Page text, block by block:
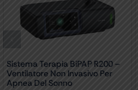
Sistema Terapia BiPAP R200 –
Ventilatore Non Invasivo Per
Apnea Del Sonno